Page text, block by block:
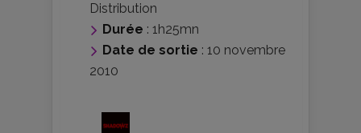
Distribution
Durée : 1h25mn
Date de sortie : 10 novembre
2010